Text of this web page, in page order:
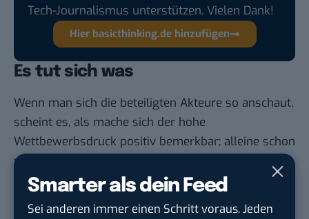
Smarter als dein Feed
Sei anderen immer einen Schritt voraus. Jeden
Tech-Journalismus unterstützen. Vielen Dank!
Hier basicthinking.de hinzufügen
Es tut sich was
Wenn man sich die beteiligten Akteure so anschaut,
scheint es, als mache sich der hohe
Wettbewerbsdruck positiv bemerkbar; alleine schon
wegen der ganz unterschiedlichen Anforderungen
der einzelnen Technologien und damit verbundenen